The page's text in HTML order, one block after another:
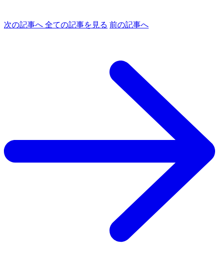
次の記事へ 全ての記事を見る 前の記事へ